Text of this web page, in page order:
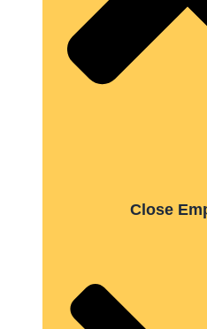
Close